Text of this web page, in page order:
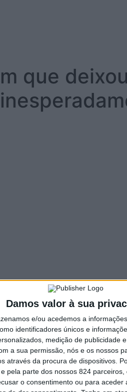
Damos valor à sua
e/ou acedemos a
identificadores únicos e
medição de publicidade
a sua permissão, nós e os nossos
através da procura de dispositivos.
pela parte dos nossos 824
o consentimento ou para
que
a partir da freguesia de
oliveirense. Foi, por
no mandato de 1985-